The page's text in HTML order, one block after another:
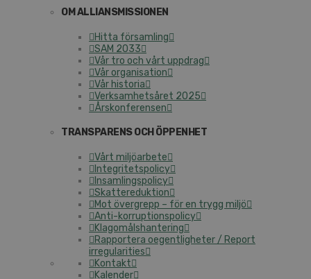
OM ALLIANSMISSIONEN
Hitta församling
SAM 2033
Vår tro och vårt uppdrag
Vår organisation
Vår historia
Verksamhetsåret 2025
Årskonferensen
TRANSPARENS OCH ÖPPENHET
Vårt miljöarbete
Integritetspolicy
Insamlingspolicy
Skattereduktion
Mot övergrepp – för en trygg miljö
Anti-korruptionspolicy
Klagomålshantering
Rapportera oegentligheter / Report
irregularities
Kontakt
Kalender